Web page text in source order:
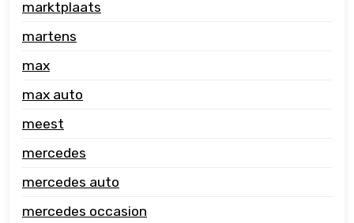
marktplaats
martens
max
max auto
meest
mercedes
mercedes auto
mercedes occasion